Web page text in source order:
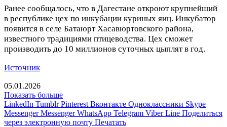
Ранее сообщалось, что в Дагестане откроют крупнейший
в республике цех по инкубации куриных яиц. Инкубатор
появится в селе Батаюрт Хасавюртовского района,
известного традициями птицеводства. Цех сможет
производить до 10 миллионов суточных цыплят в год.
Источник
05.01.2026
Показать больше
LinkedIn Tumblr Pinterest Вконтакте Одноклассники Skype
Messenger Messenger WhatsApp Telegram Viber Line Поделиться
через электронную почту Печатать